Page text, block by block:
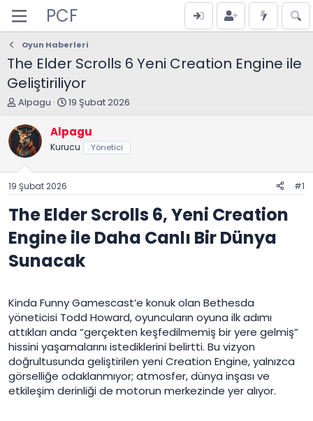
PCF
Oyun Haberleri
The Elder Scrolls 6 Yeni Creation Engine ile
Geliştiriliyor
K
n
u
y
u
B
a
l
n
Alpagu
B
ş
l
a
g
a
h
19 Şubat 2026
Alpagu
Kurucu Yönetici
19 Şubat 2026 #1
The Elder Scrolls 6, Yeni Creation
Engine ile Daha Canlı Bir Dünya
Sunacak​
Kinda Funny Gamescast’e konuk olan Bethesda
yöneticisi Todd Howard, oyuncuların oyuna ilk adımı
attıkları anda “gerçekten keşfedilmemiş bir yere gelmiş”
hissini yaşamalarını istediklerini belirtti. Bu vizyon
doğrultusunda geliştirilen yeni Creation Engine, yalnızca
görselliğe odaklanmıyor; atmosfer, dünya inşası ve
etkileşim derinliği de motorun merkezinde yer alıyor.